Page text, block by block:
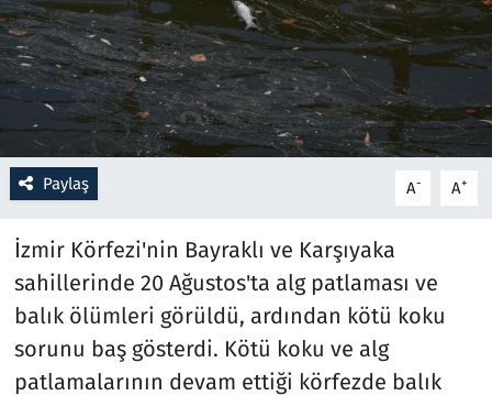
Paylaş A- A+
İzmir Körfezi'nin Bayraklı ve Karşıyaka
sahillerinde 20 Ağustos'ta alg patlaması ve
balık ölümleri görüldü, ardından kötü koku
sorunu baş gösterdi. Kötü koku ve alg
patlamalarının devam ettiği körfezde balık
Rüya Tabirleri
Sağlık
Savunma Sanayi
Seçim 2023
Spor
Teknoloji ve Bilim
Televizyon